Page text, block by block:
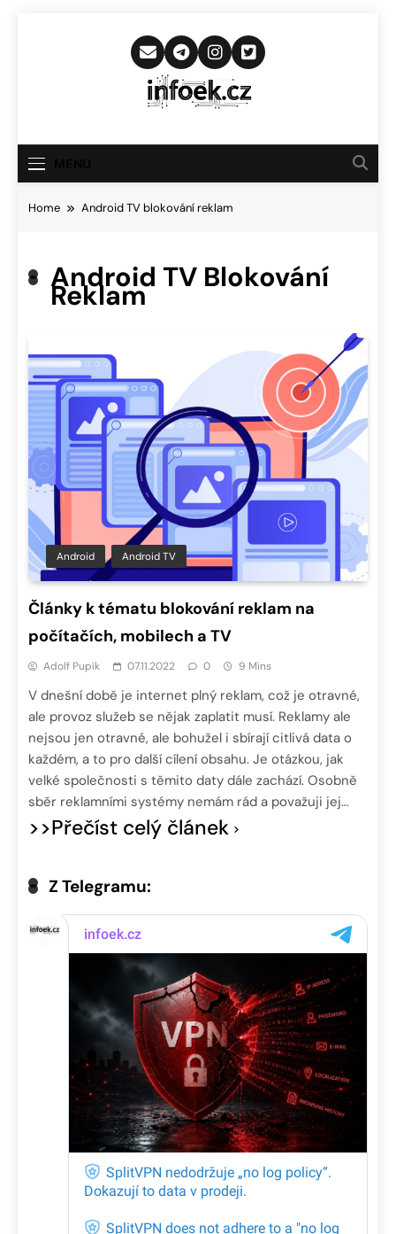
Infoek.cz
Novinkám
Home Android TV blokování reklam
Android TV Blokování
Reklam
Android Android TV
Články k tématu blokování reklam na
počítačích, mobilech a TV
Adolf Pupík 07.11.2022 0 9 Mins
V dnešní době je internet plný reklam, což je otravné,
ale provoz služeb se nějak zaplatit musí. Reklamy ale
nejsou jen otravné, ale bohužel i sbírají citlivá data o
každém, a to pro další cílení obsahu. Je otázkou, jak
velké společnosti s těmito daty dále zachází. Osobně
sběr reklamními systémy nemám rád a považuji jej…
>>Přečíst celý článek
Z Telegramu: